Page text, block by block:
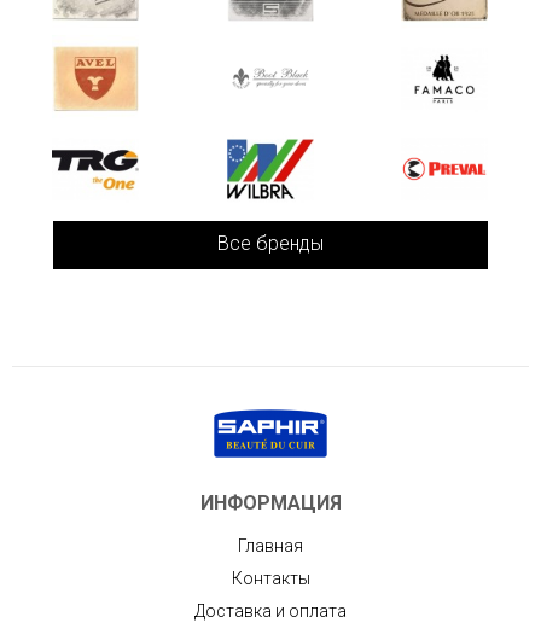
Все бренды
ИНФОРМАЦИЯ
Главная
Контакты
Доставка и оплата